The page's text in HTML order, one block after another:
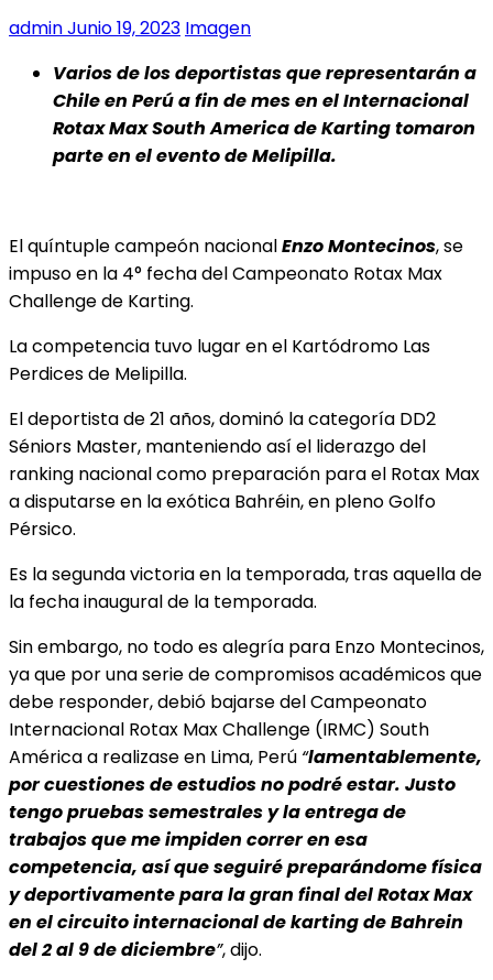
adminJunio 19, 2023 Imagen
Varios de los deportistas que representarán a
Chile en Perú a fin de mes en el Internacional
Rotax Max South America de Karting tomaron
parte en el evento de Melipilla.
El quíntuple campeón nacionalEnzo Montecinos, se
impuso en la 4° fecha del Campeonato Rotax Max
Challenge de Karting.
La competencia tuvo lugar en el Kartódromo Las
Perdices de Melipilla.
El deportista de 21 años, dominó la categoría DD2
Séniors Master, manteniendo así el liderazgo del
ranking nacional como preparación para el Rotax Max
a disputarse en la exótica Bahréin, en pleno Golfo
Pérsico.
Es la segunda victoria en la temporada, tras aquella de
la fecha inaugural de la temporada.
Sin embargo, no todo es alegría para Enzo Montecinos,
ya que por una serie de compromisos académicos que
debe responder, debió bajarse del Campeonato
Internacional Rotax Max Challenge (IRMC) South
América a realizase en Lima, Perú “lamentablemente,
por cuestiones de estudios no podré estar. Justo
tengo pruebas semestrales y la entrega de
trabajos que me impiden correr en esa
competencia, así que seguiré preparándome física
y deportivamente para la gran final del Rotax Max
en el circuito internacional de karting de Bahrein
del 2 al 9 de diciembre”, dijo.